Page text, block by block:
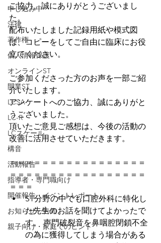
申し込み中
法律
著作権
個人情報保護
オンラインST
開業ST
LCSA
LC-R
LCスケール
構音
活動報告
指導者・専門職向け
開催報告・イベントレポート
お知らせ・告知
親子向け・家庭でのヒント
ご協力、誠にありがとうございまし
た。
配布いたしました記録用紙や模式図
は、コピーをしてご自由に臨床にお役
立てください。
ご参加くださった方のお声を一部ご紹
介いたします。
アンケートへのご協力、誠にありがと
うございました。
頂いたご意見ご感想は、今後の活動の
改善に活用させていただきます。
＝＝＝＝＝＝＝＝＝＝＝＝＝＝＝＝＝
＝＝＝＝＝＝＝＝＝＝＝＝＝＝＝＝＝
＝＝＝
ST分野の中でも口腔外科に特化し
た先生のお話を聞けてよかったで
す。 声門破裂音を鼻咽腔閉鎖不全
の為に獲得してしまう場合がある